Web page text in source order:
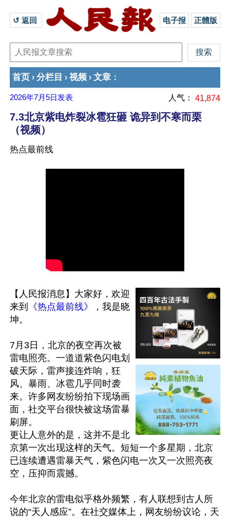
↺ 返回 电子报 正體版
首页 › 分栏目 › 视频 › 文章 ：
2026年7月5日 发表 人气： 41,874
7.3北京紫电炸裂冰雹狂砸 诡异到不寒而栗
（视频）
热点最前线
【人民报消息】大家好，欢迎
来到
《热点最前线》
，我是晓
坤。
7月3日，北京的夜空再次被
雷电照亮。一道道紫色闪电划
破天际，雷声接连炸响，狂
风、暴雨、冰雹几乎同时袭
来。许多网友纷纷拍下现场画
面，社交平台很快被这场雷暴
刷屏。
更让人意外的是，这并不是北
京第一次出现这样的天气。短短一个多星期，北京
已连续遭遇雷暴天气，紫色闪电一次又一次照亮夜
空，压抑而震撼。
今年北京的雷电似乎格外频繁，有人联想到古人所
说的“天人感应”。在社交媒体上，网友纷纷议论，天